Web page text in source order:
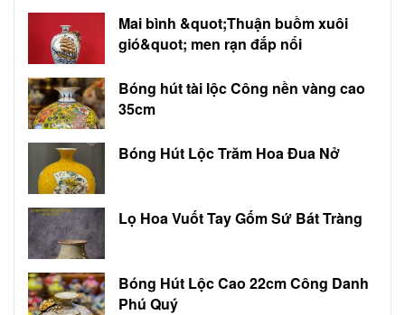
Mai bình &quot;Thuận buồm xuôi
gió&quot; men rạn đắp nổi
Bóng hút tài lộc Công nền vàng cao
35cm
Bóng Hút Lộc Trăm Hoa Đua Nở
Lọ Hoa Vuốt Tay Gốm Sứ Bát Tràng
Bóng Hút Lộc Cao 22cm Công Danh
Phú Quý